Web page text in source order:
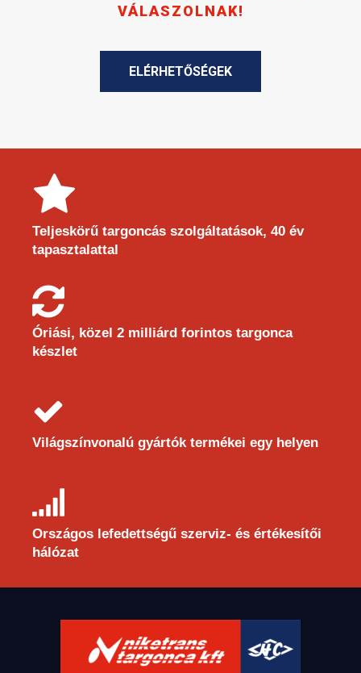
VÁLASZOLNAK!
ELÉRHETŐSÉGEK
Teljeskörű targoncás szolgáltatások, 40 év
tapasztalattal
Óriási, közel 2 milliárd forintos targonca
készlet
Világszínvonalú gyártók termékei egy helyen
Országos lefedettségű szerviz- és értékesítői
hálózat